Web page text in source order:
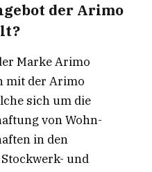
der Arimo
Marke Arimo
mit der Arimo
sich um die
von Wohn-
in den
und